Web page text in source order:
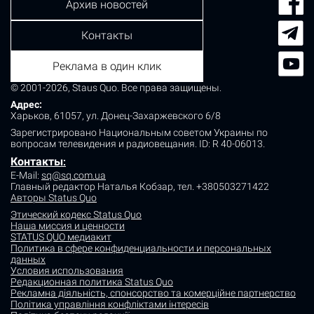
© 2001-2026, Staus Quo. Все права защищены.
Адрес:
Харьков, 61057, ул. Донец-Захаржевского 6/8
Зарегистрировано Национальным советом Украины по
вопросам телевидения и радиовещания. ID: R 40-06013.
Контакты:
E-Mail: sq@sq.com.ua
Главный редактор Наталья Кобзар, тел. +380503271422
Авторы Status Quo
Этический кодекс Status Quo
Наша миссия и ценности
STATUS QUO медиакит
Политика в сфере конфиденциальности и персональных
данных
Условия использования
Редакционная политика Status Quo
Рекламна діяльність, спонсорство та комерційне партнерство
Політика управління конфліктами інтересів
Архив новостей
Контакты
Реклама в один клик